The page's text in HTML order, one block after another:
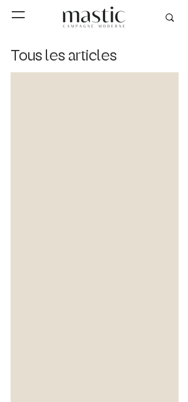
Tous les articles